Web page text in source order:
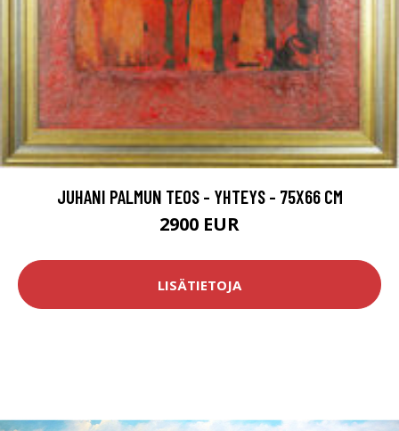
JUHANI PALMUN TEOS - YHTEYS - 75X66 CM
2900 EUR
LISÄTIETOJA